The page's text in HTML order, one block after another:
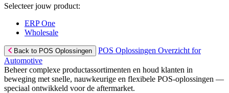
Selecteer jouw product:
ERP One
Wholesale
Back to POS Oplossingen
POS Oplossingen Overzicht for
Automotive
Beheer complexe productassortimenten en houd klanten in
beweging met snelle, nauwkeurige en flexibele POS-oplossingen —
speciaal ontwikkeld voor de aftermarket.